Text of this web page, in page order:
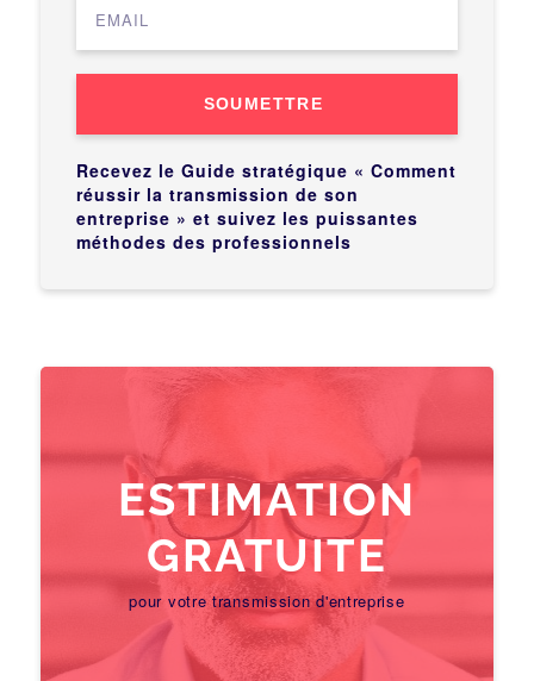
SOUMETTRE
Recevez le Guide stratégique « Comment
réussir la transmission de son
entreprise » et suivez les puissantes
méthodes des professionnels
ESTIMATION
GRATUITE
pour votre transmission d'entreprise